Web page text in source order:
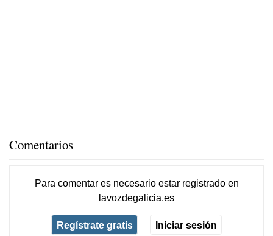
Comentarios
Para comentar es necesario estar registradoen
lavozdegalicia.es
Regístrate gratis Iniciar sesión